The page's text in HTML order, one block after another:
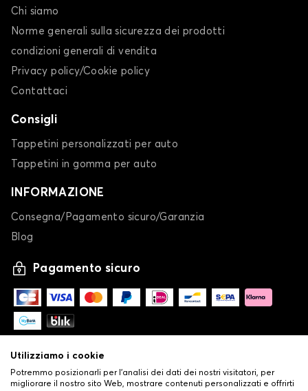
Chi siamo
Norme generali sulla sicurezza dei prodotti
condizioni generali di vendita
Privacy policy/Cookie policy
Contattaci
Consigli
Tappetini personalizzati per auto
Tappetini in gomma per auto
INFORMAZIONE
Consegna/Pagamento sicuro/Garanzia
Blog
Pagamento sicuro
Utilizziamo i cookie
Potremmo posizionarli per l'analisi dei dati dei nostri visitatori, per
migliorare il nostro sito Web, mostrare contenuti personalizzati e offrirti